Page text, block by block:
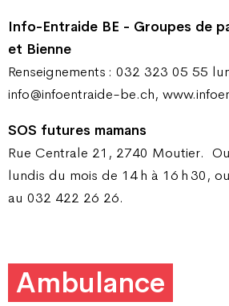
Info-Entraide BE - Groupes de
et Bienne
Renseignements : 032 323 05 55
info@infoentraide-be.ch,
SOS futures mamans
Rue Centrale 21, 2740 Moutier.
lundis du mois de 14 h à 16 h 30,
au 032 422 26 26.
Ambulance